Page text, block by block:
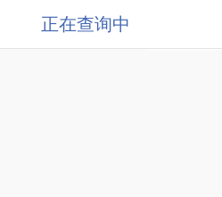
正在查询中